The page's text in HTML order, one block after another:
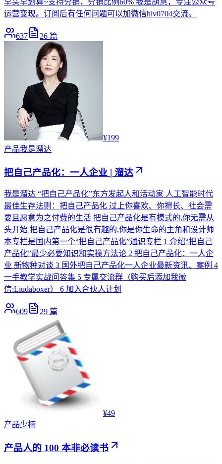
早买早划算~支持分销，分销比例60% 我是胡慧，专注公众号
运营变现。订阅后有任何问题可以加微信hlv0704交流。
637 26 篇
¥199
产品我是溜达
把自己产品化：一人企业 | 溜达
我是溜达 “把自己产品化”东方发起人和活动家 人工智能时代
最佳生存法则：把自己产品化 过上你喜欢、你擅长、社会需
要且愿意为之付费的生活 把自己产品化是有模式的,你无需从
头开始 把自己产品化是很有趣的,你是你生命的主角和设计师
本专栏是国内第一个“把自己产品化”通识专栏 1 介绍“把自己
产品化”最少必要知识和实操方法论 2 把自己产品化：一人企
业 新物种对谈 3 国外把自己产品化一人企业最新资讯、案例 4
一手教学实战问答集 5 专属交流群（购买后添加我微
信:Liudaboxer） 6 加入合伙人计划
609 29 篇
¥49
产品少楠
产品人的 100 本非必读书